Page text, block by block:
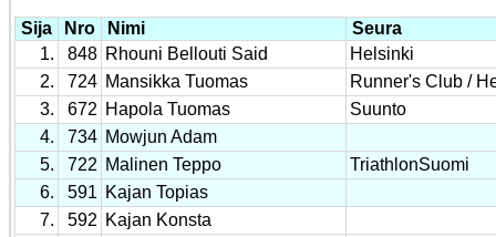
Sija Nro Nimi
Seura
1.
848 Rhouni Bellouti Said
Helsinki
2.
724 Mansikka Tuomas
Runner's Club /
3.
672 Hapola Tuomas
Suunto
4.
734 Mowjun Adam
5.
722 Malinen Teppo
TriathlonSuomi
6.
591 Kajan Topias
7.
592 Kajan Konsta